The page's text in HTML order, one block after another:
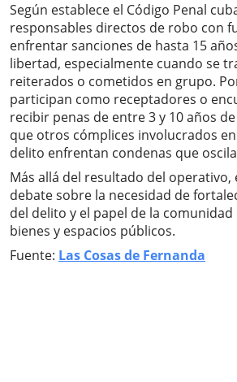
Según establece el Código Penal
responsables directos de robo con
enfrentar sanciones de hasta 15
libertad, especialmente cuando se
reiterados o cometidos en grupo.
participan como receptadores o
recibir penas de entre 3 y 10 años
que otros cómplices involucrados
delito enfrentan condenas que
Más allá del resultado del operativo,
debate sobre la necesidad de
del delito y el papel de la
bienes y espacios públicos.
Fuente: Las Cosas de Fernanda